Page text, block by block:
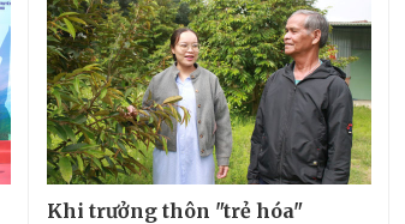
Khi trưởng thôn "trẻ hóa"